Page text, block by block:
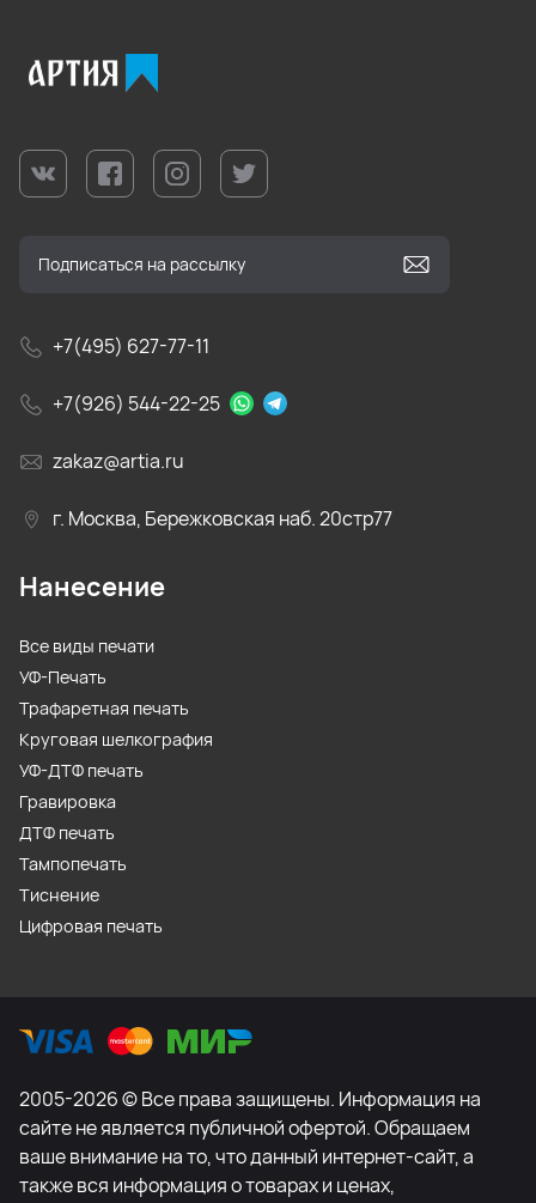
+7(495) 627-77-11
+7(926) 544-22-25
zakaz@artia.ru
г. Москва, Бережковская наб. 20стр77
Нанесение
Все виды печати
УФ-Печать
Трафаретная печать
Круговая шелкография
УФ-ДТФ печать
Гравировка
ДТФ печать
Тампопечать
Тиснение
Цифровая печать
2005-2026 © Все права защищены. Информация на
сайте не является публичной офертой. Обращаем
ваше внимание на то, что данный интернет-сайт, а
также вся информация о товарах и ценах,